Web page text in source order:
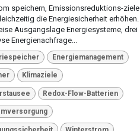
speichern, Emissionsreduktions-ziele
die Energiesicherheit erhöhen.
Ausgangslage Energiesysteme, drei
Energienachfrage...
Energiemanagement
Klimaziele
Redox-Flow-Batterien